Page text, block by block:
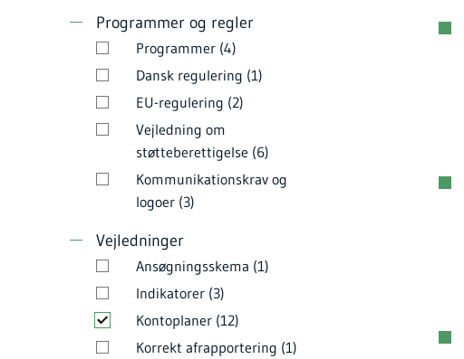
Programmer og regler
Programmer (4)
Dansk regulering (1)
EU-regulering (2)
Vejledning om
støtteberettigelse (6)
Kommunikationskrav og
logoer (3)
Vejledninger
Ansøgningsskema (1)
Indikatorer (3)
Kontoplaner (12)
Korrekt afrapportering (1)